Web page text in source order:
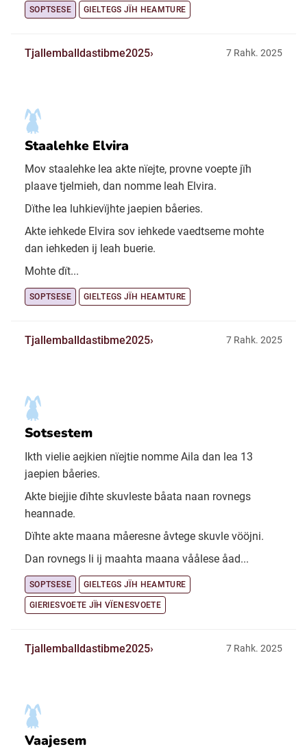
SOPTSESE GIELTEGS JÏH HEAMTURE
Tjallemballdastibme2025 7 Rahk. 2025
Staalehke Elvira
Mov staalehke lea akte nïejte, provne voepte jïh
plaave tjelmieh, dan nomme leah Elvira.
Dïthe lea luhkievïjhte jaepien båeries.
Akte iehkede Elvira sov iehkede vaedtseme mohte
dan iehkeden ij leah buerie.
Mohte dït...
SOPTSESE GIELTEGS JÏH HEAMTURE
Tjallemballdastibme2025 7 Rahk. 2025
Sotsestem
Ikth vielie aejkien nïejtie nomme Aila dan lea 13
jaepien båeries.
Akte biejjie dïhte skuvleste båata naan rovnegs
heannade.
Dïhte akte maana måeresne åvtege skuvle vööjni.
Dan rovnegs li ij maahta maana våålese åad...
SOPTSESE GIELTEGS JÏH HEAMTURE
GIERIESVOETE JÏH VÏENESVOETE
Tjallemballdastibme2025 7 Rahk. 2025
Vaajesem